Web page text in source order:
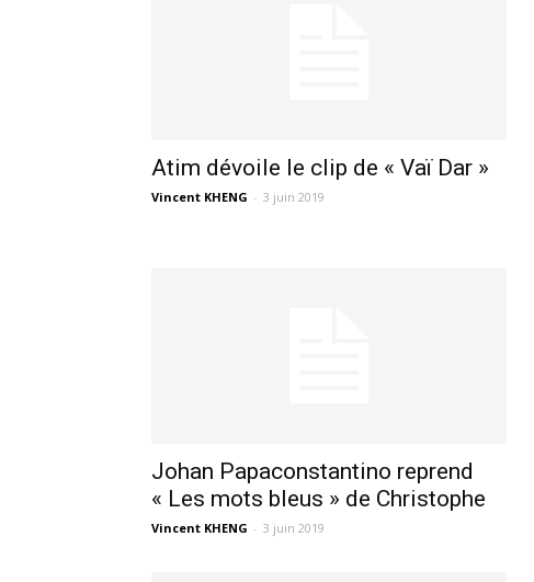
Atim dévoile le clip de « Vaï Dar »
Vincent KHENG - 3 juin 2019
Johan Papaconstantino reprend
« Les mots bleus » de Christophe
Vincent KHENG - 3 juin 2019